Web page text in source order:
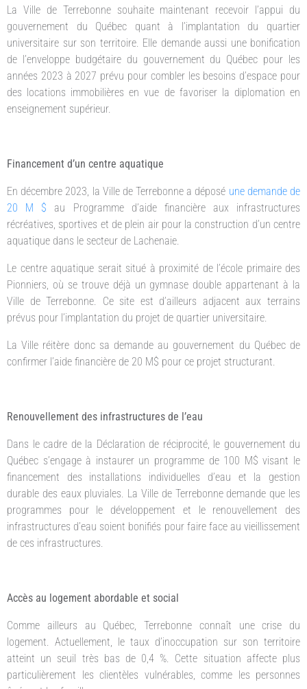
La Ville de Terrebonne souhaite maintenant recevoir l’appui du
gouvernement du Québec quant à l’implantation du quartier
universitaire sur son territoire. Elle demande aussi une bonification
de l’enveloppe budgétaire du gouvernement du Québec pour les
années 2023 à 2027 prévu pour combler les besoins d’espace pour
des locations immobilières en vue de favoriser la diplomation en
enseignement supérieur.
Financement d’un centre aquatique
En décembre 2023, la Ville de Terrebonne a déposé une demande de
20 M $ au Programme d’aide financière aux infrastructures
récréatives, sportives et de plein air pour la construction d’un centre
aquatique dans le secteur de Lachenaie.
Le centre aquatique serait situé à proximité de l’école primaire des
Pionniers, où se trouve déjà un gymnase double appartenant à la
Ville de Terrebonne. Ce site est d’ailleurs adjacent aux terrains
prévus pour l’implantation du projet de quartier universitaire.
La Ville réitère donc sa demande au gouvernement du Québec de
confirmer l’aide financière de 20 M$ pour ce projet structurant.
Renouvellement des infrastructures de l’eau
Dans le cadre de la Déclaration de réciprocité, le gouvernement du
Québec s’engage à instaurer un programme de 100 M$ visant le
financement des installations individuelles d’eau et la gestion
durable des eaux pluviales. La Ville de Terrebonne demande que les
programmes pour le développement et le renouvellement des
infrastructures d’eau soient bonifiés pour faire face au vieillissement
de ces infrastructures.
Accès au logement abordable et social
Comme ailleurs au Québec, Terrebonne connaît une crise du
logement. Actuellement, le taux d’inoccupation sur son territoire
atteint un seuil très bas de 0,4 %. Cette situation affecte plus
particulièrement les clientèles vulnérables, comme les personnes